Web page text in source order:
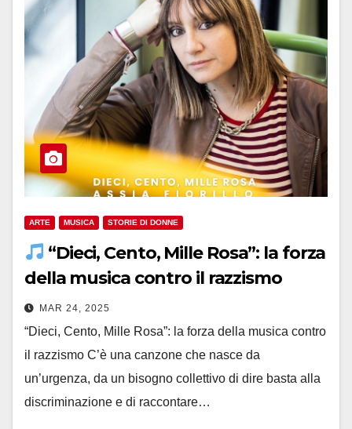
ARTE MUSICA STORIE DI DONNE
“Dieci, Cento, Mille Rosa”: la forza
della musica contro il razzismo
MAR 24, 2025
“Dieci, Cento, Mille Rosa”: la forza della musica contro
il razzismo C’è una canzone che nasce da
un’urgenza, da un bisogno collettivo di dire basta alla
discriminazione e di raccontare…